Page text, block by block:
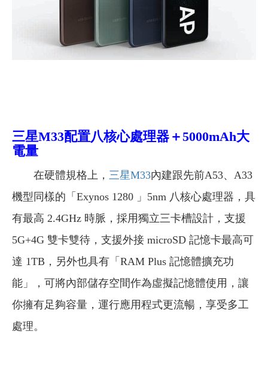
三星M33配置八核心處理器＋5000mAh大
電量
在硬體規格上， 三星M33內建跟先前A53、A33
機型同樣的「Exynos 1280 」5nm 八核心處理器，具
有最高 2.4GHz 時脈，採用獨立三卡槽設計，支援
5G+4G 雙卡雙待，支援外接 microSD 記憶卡最高可
達 1TB，另外也具有「RAM Plus 記憶體擴充功
能」，可將內部儲存空間作為虛擬記憶體使用，讓
你擁有足夠容量，運行應用程式更流暢，享受多工
處理。